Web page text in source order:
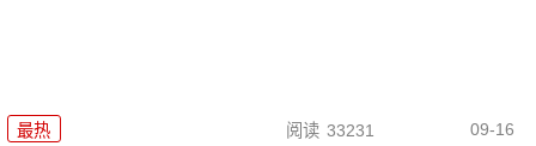
最热 阅读 33231 09-16